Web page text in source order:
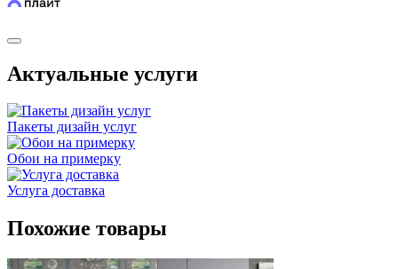
Актуальные услуги
Пакеты дизайн услуг
Обои на примерку
Услуга доставка
Похожие товары